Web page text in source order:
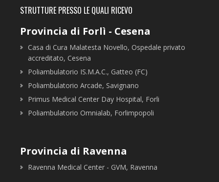
STRUTTURE PRESSO LE QUALI RICEVO
Provincia di Forlì - Cesena
Casa di Cura Malatesta Novello, Ospedale privato
accreditato, Cesena
Poliambulatorio IS.M.A.C., Gatteo (FC)
Poliambulatorio Arcade, Savignano
Primus Medical Center Day Hospital, Forli
Poliambulatorio Omnialab, Forlimpopoli
Provincia di Ravenna
Ravenna Medical Center - GVM, Ravenna